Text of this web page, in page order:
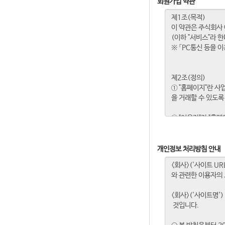
개인정보 처리방침 안내